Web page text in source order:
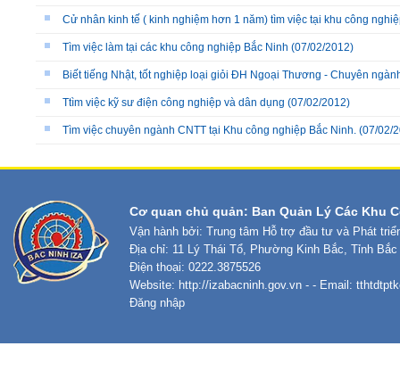
Cử nhân kinh tế ( kinh nghiệm hơn 1 năm) tìm việc tại khu công
Tìm việc làm tại các khu công nghiệp Bắc Ninh (07/02/2012)
Biết tiếng Nhật, tốt nghiệp loại giỏi ĐH Ngoại Thương - Chuyên
Ttìm việc kỹ sư điện công nghiệp và dân dụng (07/02/2012)
Tìm việc chuyên ngành CNTT tại Khu công nghiệp Bắc Ninh. (07/02/
Cơ quan chủ quản: Ban Quản Lý Các Khu
Vận hành bởi: Trung tâm Hỗ trợ đầu tư và Phát
Địa chỉ: 11 Lý Thái Tổ, Phường Kinh Bắc, Tỉnh Bắc
Điện thoại: 0222.3875526
Website: http://izabacninh.gov.vn - - Email:
Đăng nhập